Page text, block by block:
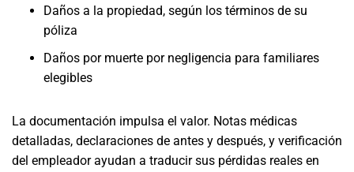
Daños a la propiedad, según los términos de su
póliza
Daños por muerte por negligencia para familiares
elegibles
La documentación impulsa el valor. Notas médicas
detalladas, declaraciones de antes y después, y verificación
del empleador ayudan a traducir sus pérdidas reales en